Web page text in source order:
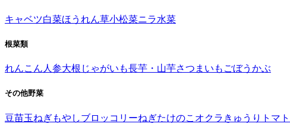
キャベツ白菜ほうれん草小松菜ニラ水菜
根菜類
れんこん 人参大根 じゃがいも長芋・山芋さつまいも ごぼう かぶ
その他野菜
豆苗玉ねぎもやしブロッコリーねぎたけのこ オクラ きゅうり トマト